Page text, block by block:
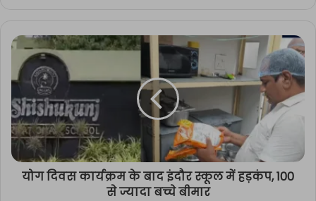
योग दिवस कार्यक्रम के बाद इंदौर स्कूल में हड़कंप, 100
से ज्यादा बच्चे बीमार